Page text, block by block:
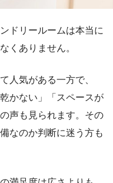
ドリールームは本当に
くありません。
人気がある一方で、
かない」「スペースが
声も見られます。その
なのか判断に迷う方も